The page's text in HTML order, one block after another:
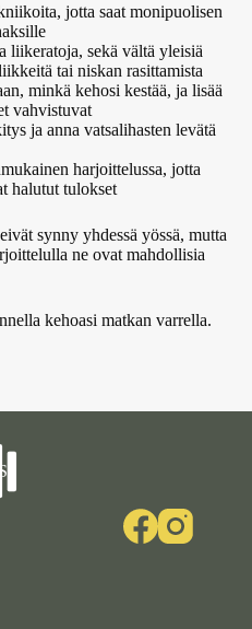
jotta saat monipuolisen
liikeratoja, sekä vältä yleisiä
tai niskan rasittamista
minkä kehosi kestää, ja lisää
vahvistuvat
ja anna vatsalihasten levätä
harjoittelussa, jotta
halutut tulokset
synny yhdessä yössä, mutta
ne ovat mahdollisia
kehoasi matkan varrella.